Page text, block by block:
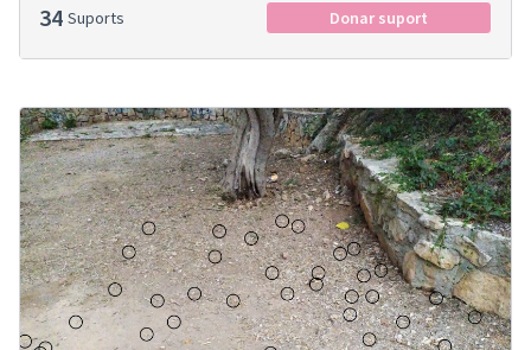
34 Suports Donar suport